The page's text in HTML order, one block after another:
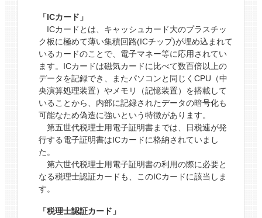
「ICカード」
ICカードとは、キャッシュカード大のプラスチッ
ク板に極めて薄い集積回路(ICチップ)が埋め込まれて
いるカードのことで、電子マネー等に応用されてい
ます。ICカードは磁気カードに比べて数百倍以上の
データを記録でき、またパソコンと同じくCPU（中
央演算処理装置）やメモリ（記憶装置）を搭載して
いることから、内部に記録されたデータの暗号化も
可能なため偽造に強いという特徴があります。
第五世代税理士用電子証明書までは、日税連が発
行する電子証明書はICカードに格納されていまし
た。
第六世代税理士用電子証明書の利用の際に必要と
なる税理士認証カードも、このICカードに該当しま
す。
「税理士認証カード」